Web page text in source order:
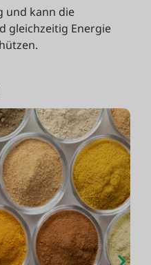
und kann die
gleichzeitig Energie